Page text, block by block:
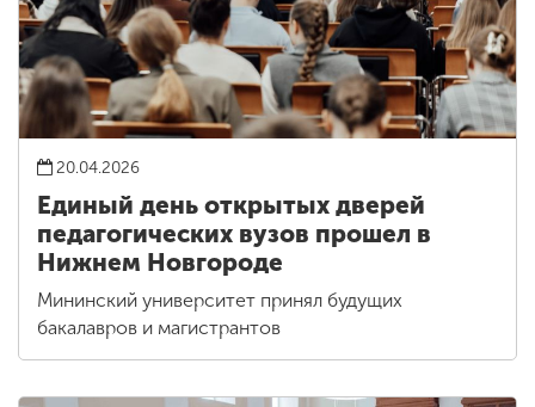
20.04.2026
Единый день открытых дверей
педагогических вузов прошел в
Нижнем Новгороде
Мининский университет принял будущих
бакалавров и магистрантов